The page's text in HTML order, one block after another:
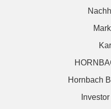
Hornbach